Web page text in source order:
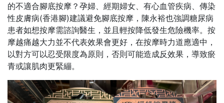
的不適合腳底按摩？孕婦、經期婦女、有心血管疾病、傳染
性皮膚病(香港腳)建議避免腳底按摩，陳永裕也強調糖尿病
患者如想按摩需諮詢醫生，並且輕按降低發生危險機率。按
摩越痛越大力並不代表效果會更好，在按摩時力道應適中，
以對方可以忍受限度為原則，否則可能造成反效果，導致瘀
青或讓肌肉更緊繃。